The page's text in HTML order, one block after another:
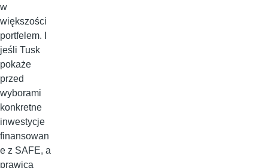
w
większości
portfelem. I
jeśli Tusk
pokaże
przed
wyborami
konkretne
inwestycje
finansowan
e z SAFE, a
prawica